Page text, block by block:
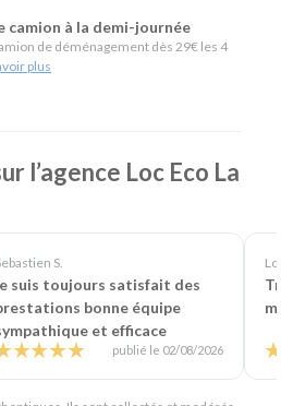
TPMR ou les voitures sans
à des besoins plus particuliers.
même philosophie en mettant
1 000 véhicules, des tarifs
comme la livraison sur
aller simple. Vous louez le
pour la durée qui vous
de proximité.
voiture à La Rochelle
:La Rochelle
km de La Rochelle Aéroport)
camion à la demi-journée
de déménagement dès 29€ les 4
plus
l’agence Loc Eco La
S.
suis toujours satisfait des
bonne équipe
et efficace
publié le 02/08/2026